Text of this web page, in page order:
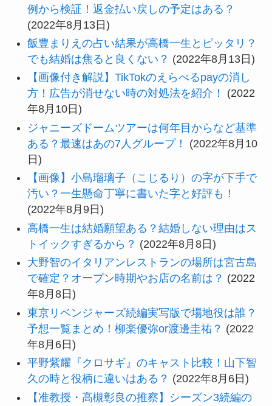
例から検証！返金払い戻しの予定はある？
(2022年8月13日)
飯豊まりえの占い結果が高橋一生とピッタリ？
でも結婚は焦ると良くない？ (2022年8月13日)
【画像付き解説】TikTokのえらべるpayの消し
方！広告が消せない時の対処法を紹介！
(2022
年8月10日)
ジャニーズドームツアーは何年目からなど基準
ある？最速はあの7人グループ！
(2022年8月10
日)
【画像】小島瑠璃子（こじるり）の字が下手で
汚い？一生懸命丁寧に書いた字と好評も！
(2022年8月9日)
高橋一生は結婚願望ある？結婚しない理由はス
トイックすぎるから？ (2022年8月8日)
大野智のイタリアンレストランの場所は宮古島
で確定？オープン時期やお店の名前は？ (2022
年8月8日)
東京リベンジャーズ続編実写版で場地役は誰？
予想一覧まとめ！柳楽優弥or渡邊圭祐？ (2022
年8月6日)
平野紫耀『クロサギ』のキャスト比較！山下智
久の時と役柄に違いはある？ (2022年8月6日)
【准教授・高槻彰良の推察】シーズン3続編の